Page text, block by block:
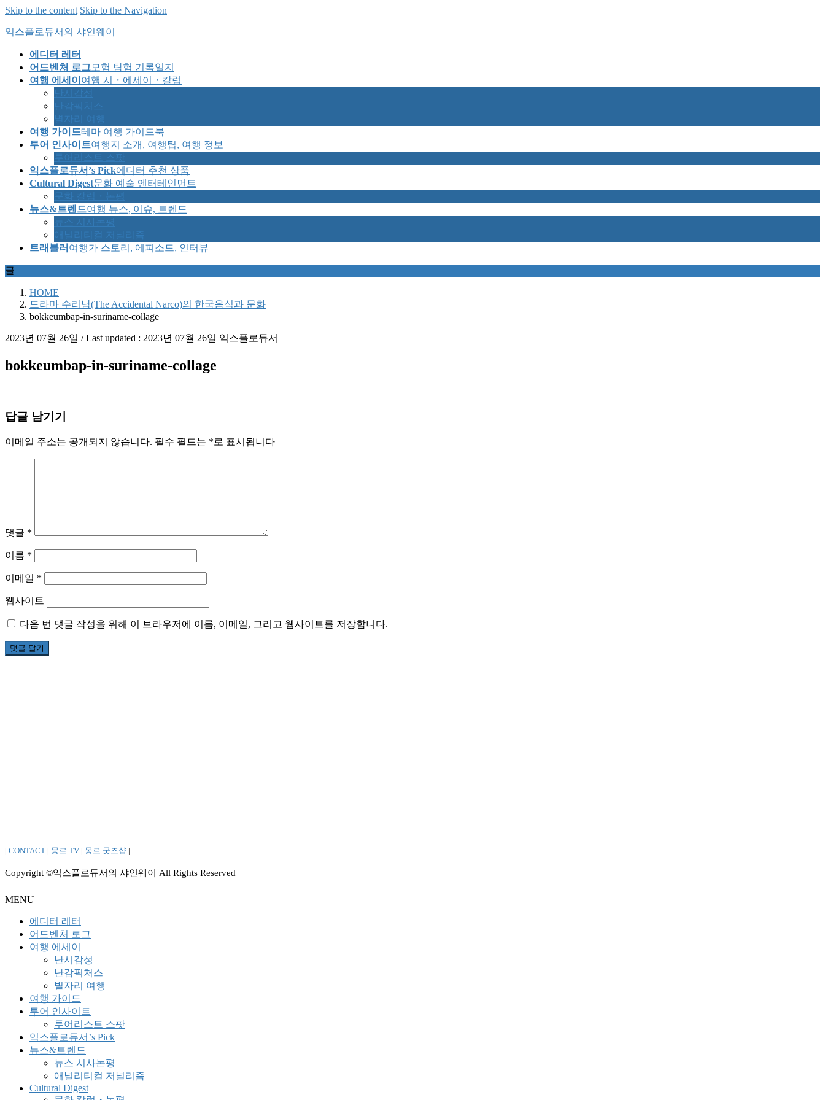
Skip to the content Skip to the Navigation
익스플로듀서의 샤인웨이
에디터 레터
어드벤처 로그모험 탐험 기록일지
여행 에세이 여행 시・에세이・칼럼
난시감성
난감픽처스
별자리 여행
여행 가이드테마 여행 가이드북
투어 인사이트여행지 소개, 여행팁, 여행 정보
투어리스트 스팟
익스플로듀서’s Pick에디터 추천 상품
Cultural Digest문화 예술 엔터테인먼트
문화 칼럼・논평
뉴스&트렌드여행 뉴스, 이슈, 트렌드
뉴스 시사논평
애널리티컬 저널리즘
트래블러 여행가 스토리, 에피소드, 인터뷰
글
HOME
드라마 수리남(The Accidental Narco)의 한국음식과 문화
bokkeumbap-in-suriname-collage
2023년 07월 26일 / Last updated : 2023년 07월 26일 익스플로듀서
bokkeumbap-in-suriname-collage
답글 남기기
이메일 주소는 공개되지 않습니다. 필수 필드는 *로 표시됩니다
댓글 *
이름 *
이메일 *
웹사이트
다음 번 댓글 작성을 위해 이 브라우저에 이름, 이메일, 그리고 웹사이트를 저장합니다.
| CONTACT | 몽르 TV | 몽르 굿즈샵 |
Copyright ©익스플로듀서의 샤인웨이 All Rights Reserved
MENU
에디터 레터
어드벤처 로그
여행 에세이
난시감성
난감픽처스
별자리 여행
여행 가이드
투어 인사이트
투어리스트 스팟
익스플로듀서’s Pick
뉴스&트렌드
뉴스 시사논평
애널리티컬 저널리즘
Cultural Digest